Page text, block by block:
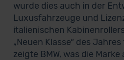
wurde dies auch in der
Luxusfahrzeuge und
italienischen
„Neuen Klasse“ des
zeigte BMW, was die